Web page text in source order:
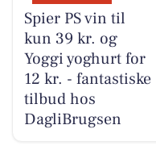
Spier PS vin til
kun 39 kr. og
Yoggi yoghurt for
12 kr. - fantastiske
tilbud hos
DagliBrugsen